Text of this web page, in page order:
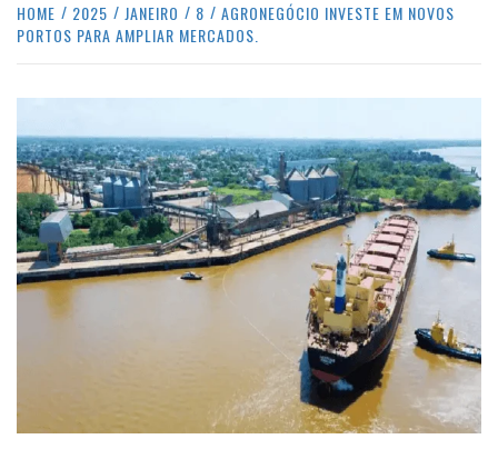
HOME 2025 JANEIRO 8
AGRONEGÓCIO INVESTE EM NOVOS
PORTOS PARA AMPLIAR MERCADOS.